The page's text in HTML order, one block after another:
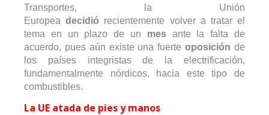
Transportes, la Unión
Europeadecidió recientemente volver a tratar el
tema en un plazo de un mesante la falta de
acuerdo, pues aún existe una fuerteoposición de
los países integristas de la electrificación,
fundamentalmente nórdicos, hacia este tipo de
combustibles.
La UE atada de pies y manos